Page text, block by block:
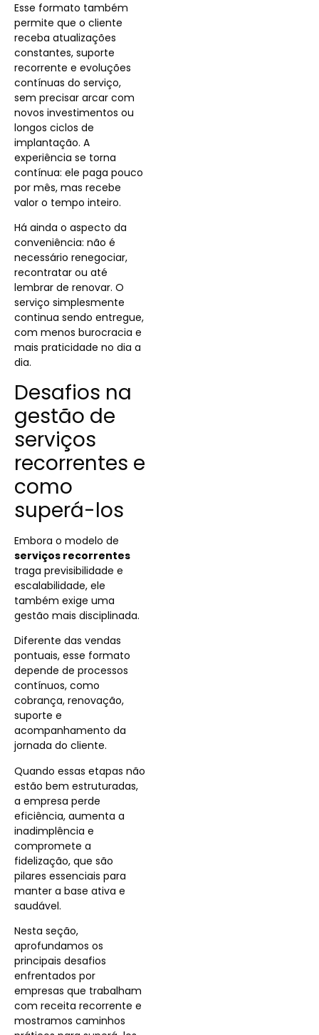
Esse formato também
permite que o cliente
receba atualizações
constantes, suporte
recorrente e evoluções
contínuas do serviço,
sem precisar arcar com
novos investimentos ou
longos ciclos de
implantação. A
experiência se torna
contínua: ele paga pouco
por mês, mas recebe
valor o tempo inteiro.
Há ainda o aspecto da
conveniência: não é
necessário renegociar,
recontratar ou até
lembrar de renovar. O
serviço simplesmente
continua sendo entregue,
com menos burocracia e
mais praticidade no dia a
dia.
Desafios na
gestão de
serviços
recorrentes e
como
superá-los
Embora o modelo de
serviços recorrentes
traga previsibilidade e
escalabilidade, ele
também exige uma
gestão mais disciplinada.
Diferente das vendas
pontuais, esse formato
depende de processos
contínuos, como
cobrança, renovação,
suporte e
acompanhamento da
jornada do cliente.
Quando essas etapas não
estão bem estruturadas,
a empresa perde
eficiência, aumenta a
inadimplência e
compromete a
fidelização, que são
pilares essenciais para
manter a base ativa e
saudável.
Nesta seção,
aprofundamos os
principais desafios
enfrentados por
empresas que trabalham
com receita recorrente e
mostramos caminhos